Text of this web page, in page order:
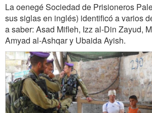
La oenegé Sociedad de Prisioneros
sus siglas en inglés) identificó a varios
a saber: Asad Mifleh, Izz al-Din Zayud,
Amyad al-Ashqar y Ubaida Ayish.